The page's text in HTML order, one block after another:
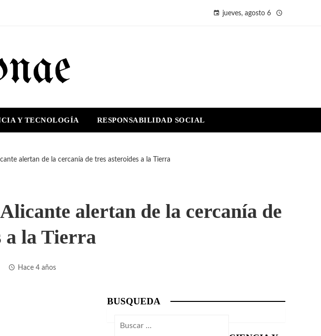
jueves, agosto 6
Y TECNOLOGÍA RESPONSABILIDAD SOCIAL
alertan de la cercanía de tres asteroides a la Tierra
alertan de la cercanía de
a la Tierra
Hace 4 años
BUSQUEDA
Buscar: